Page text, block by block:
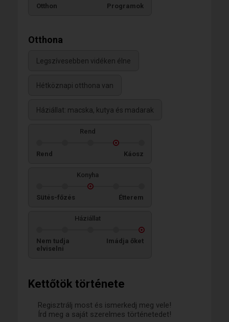
Kettőtök története
Regisztrálj most és ismerkedj meg vele!
Írd meg a saját szerelmes történetedet!
Otthon Programok
Otthona
Legszívesebben vidéken élne
Hétköznapi otthona van
Háziállat: macska, kutya és madarak
Rend
Rend Káosz
Konyha
Sütés-főzés Étterem
Háziállat
Nem tudja
elviselni
Imádja őket